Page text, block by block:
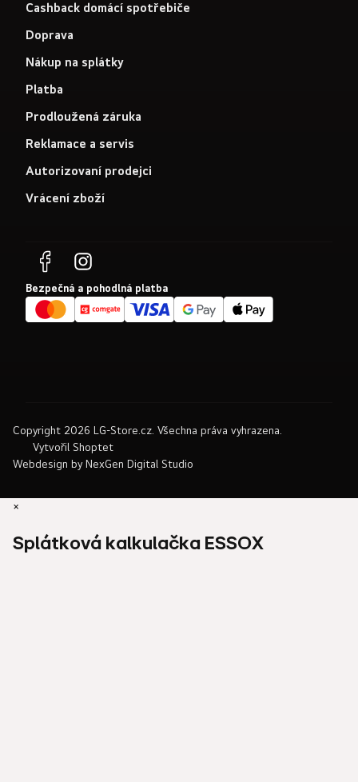
Cashback domácí spotřebiče
Doprava
Nákup na splátky
Platba
Prodloužená záruka
Reklamace a servis
Autorizovaní prodejci
Vrácení zboží
Bezpečná a pohodlná platba
Webdesign by NexGen Digital Studio
Vytvořil Shoptet
Copyright 2026 LG-Store.cz. Všechna práva vyhrazena.
×
Splátková kalkulačka ESSOX